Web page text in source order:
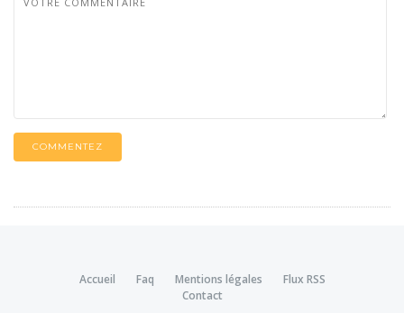
COMMENTEZ
Accueil Faq Mentions légales
Flux RSS
Contact